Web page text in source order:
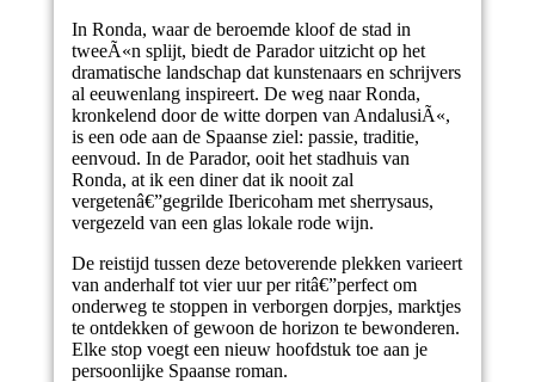
In Ronda, waar de beroemde kloof de stad in
tweeÃ«n splijt, biedt de Parador uitzicht op het
dramatische landschap dat kunstenaars en schrijvers
al eeuwenlang inspireert. De weg naar Ronda,
kronkelend door de witte dorpen van AndalusiÃ«,
is een ode aan de Spaanse ziel: passie, traditie,
eenvoud. In de Parador, ooit het stadhuis van
Ronda, at ik een diner dat ik nooit zal
vergetenâ€”gegrilde Ibericoham met sherrysaus,
vergezeld van een glas lokale rode wijn.
De reistijd tussen deze betoverende plekken varieert
van anderhalf tot vier uur per ritâ€”perfect om
onderweg te stoppen in verborgen dorpjes, marktjes
te ontdekken of gewoon de horizon te bewonderen.
Elke stop voegt een nieuw hoofdstuk toe aan je
persoonlijke Spaanse roman.